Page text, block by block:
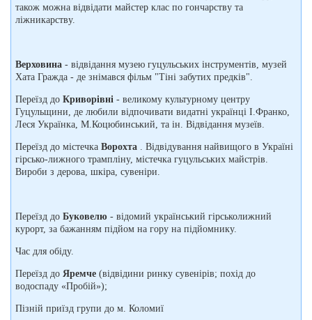
також можна відвідати майстер клас по гончарству та
ліжникарству.
Верховина - відвідання музею гуцульських інструментів, музей
Хата Гражда - де знімався фільм "Тіні забутих предків".
Переїзд до Криворівні - великому культурному центру
Гуцульщини, де любили відпочивати видатні українці І.Франко,
Леся Українка, М.Коцюбинський, та ін. Відвідання музеїв.
Переїзд до містечка Ворохта . Відвідування найвищого в Україні
гірсько-лижного трампліну, містечка гуцульських майстрів.
Вироби з дерова, шкіра, сувеніри.
Переїзд до Буковелю - відомий український гірськолижний
курорт, за бажанням підйом на гору на підйомнику.
Час для обіду.
Переїзд до Яремче (відвідини ринку сувенірів; похід до
водоспаду «Пробій»);
Пізній приїзд групи до м. Коломиї